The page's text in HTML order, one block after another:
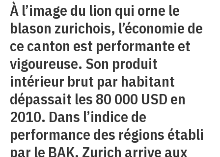
À l’image du lion qui orne le
blason zurichois, l’économie de
ce canton est performante et
vigoureuse. Son produit
intérieur brut par habitant
dépassait les 80 000 USD en
2010. Dans l’indice de
performance des régions établi
par le BAK, Zurich arrive aux